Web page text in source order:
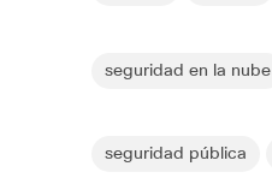
seguridad en la nube
seguridad pública